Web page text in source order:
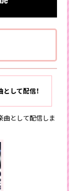
して配信！
曲として配信しま